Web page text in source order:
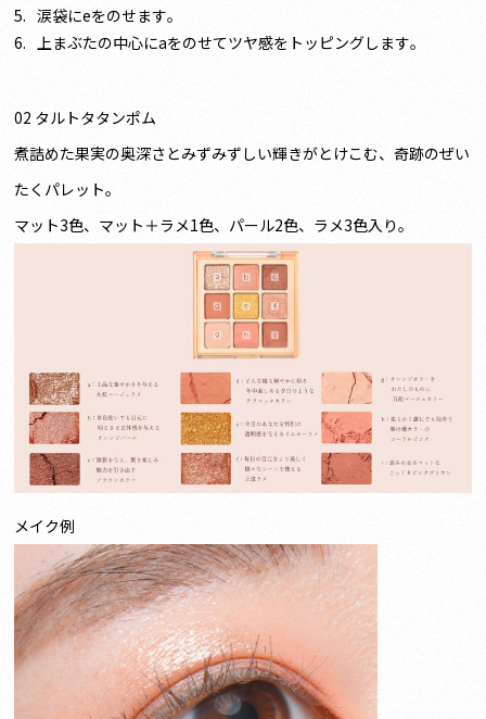
涙袋にeをのせます。
上まぶたの中心にaをのせてツヤ感をトッピングします。
02 タルトタタンポム
煮詰めた果実の奥深さとみずみずしい輝きがとけこむ、奇跡のぜい
たくパレット。
マット3色、マット＋ラメ1色、パール2色、ラメ3色入り。
メイク例